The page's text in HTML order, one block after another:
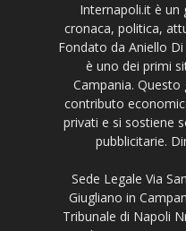
Internapoli.it è un
cronaca, politica,
Fondato da Aniello
è uno dei primi
Campania. Questo
contributo
privati e si sostiene
pubblicitarie.
Sede Legale Via
Giugliano in
Tribunale di Napoli